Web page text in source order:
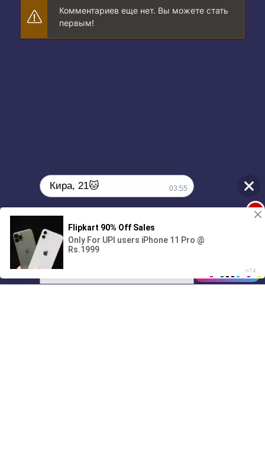
Комментариев еще нет. Вы можете стать
первым!
01/07
00:00
Кира, 21🐱 03:55
Поиграешь со мной? 💖🐾
03:55
1